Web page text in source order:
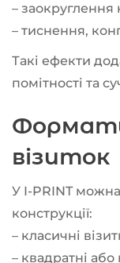
– заокруглення
– тиснення,
Такі ефекти
помітності та
візиток
У I-PRINT
конструкції:
– класичні
– квадратні або